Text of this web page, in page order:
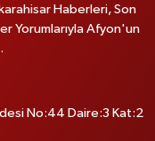
Haberleri, Son
Yorumlarıyla Afyon'un
No:44 Daire:3 Kat:2